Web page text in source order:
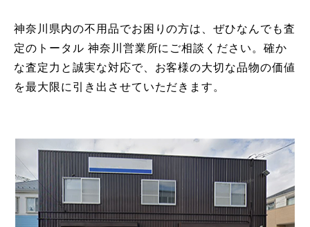
神奈川県内の不用品でお困りの方は、ぜひなんでも査
定のトータル 神奈川営業所にご相談ください。確か
な査定力と誠実な対応で、お客様の大切な品物の価値
を最大限に引き出させていただきます。